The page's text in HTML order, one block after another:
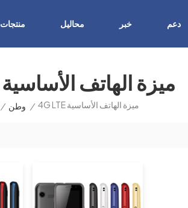
منتجات محاليل خبر دعم
4G LTE ميزة الهاتف الأساسية
/ وطن / 4G LTE ميزة الهاتف الأساسية